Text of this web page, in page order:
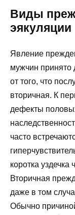
Виды
эякуляции
Явление
мужчин принято
от того, что
вторичная. К
дефекты
часто
коротка уздечка
Вторичная
даже в том
Обычно